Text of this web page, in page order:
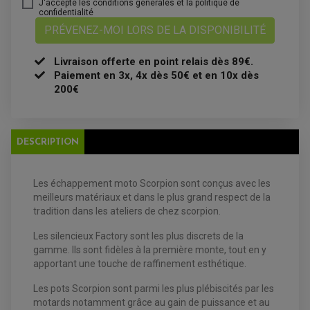
FILTRE A AIR
FILTRE A HUILE
FILTRE ET ACCESSOIRE ESSENCE
OUTILLAGE
EQUIPEMENT ELECTRIQUE QUAD / SSV
ACCESSOIRES ELECTRIQUE QUAD / SSV
BOITIER CDI QUAD ET SSV
CHARGEUR DE BATTERIE QUAD / SSV
CONTACTEUR A CLÉ QUAD
DÉMARREUR
ECLAIRAGE LED / HALOGÈNE
STATOR ET REDRESSEUR / REGULATEUR
EQUIPEMENT FREINAGE QUAD / SSV
J'accepte les conditions générales et la politique de
confidentialité
PRÉVENEZ-MOI LORS DE LA DISPONIBILITÉ
Livraison offerte en point relais dès 89€.
Paiement en 3x, 4x dès 50€ et en 10x dès
200€
DESCRIPTION
Les échappement moto Scorpion sont conçus avec les
meilleurs matériaux et dans le plus grand respect de la
tradition dans les ateliers de chez scorpion.
Les silencieux Factory sont les plus discrets de la
gamme. Ils sont fidèles à la première monte, tout en y
apportant une touche de raffinement esthétique.
Les pots Scorpion sont parmi les plus plébiscités par les
motards notamment grâce au gain de puissance et au